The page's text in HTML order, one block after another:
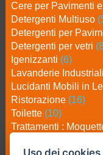
Cere per Pavimenti
Detergenti Multiuso
Detergenti per
Detergenti per vetri
Igenizzanti (6)
Lavanderie
Lucidanti Mobili in
Ristorazione (16)
Toilette (10)
Trattamenti :
Uso dei cookies